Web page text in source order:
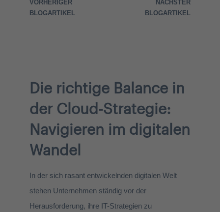
VORHERIGER
BLOGARTIKEL
NÄCHSTER
BLOGARTIKEL
Die richtige Balance in
der Cloud-Strategie:
Navigieren im digitalen
Wandel
In der sich rasant entwickelnden digitalen Welt
stehen Unternehmen ständig vor der
Herausforderung, ihre IT-Strategien zu